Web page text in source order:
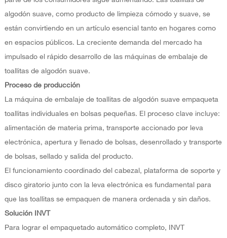
algodón suave, como producto de limpieza cómodo y suave, se
están convirtiendo en un artículo esencial tanto en hogares como
en espacios públicos. La creciente demanda del mercado ha
impulsado el rápido desarrollo de las máquinas de embalaje de
toallitas de algodón suave.
Proceso de producción
La máquina de embalaje de toallitas de algodón suave empaqueta
toallitas individuales en bolsas pequeñas. El proceso clave incluye:
alimentación de materia prima, transporte accionado por leva
electrónica, apertura y llenado de bolsas, desenrollado y transporte
de bolsas, sellado y salida del producto.
El funcionamiento coordinado del cabezal, plataforma de soporte y
disco giratorio junto con la leva electrónica es fundamental para
que las toallitas se empaquen de manera ordenada y sin daños.
Solución INVT
Para lograr el empaquetado automático completo, INVT